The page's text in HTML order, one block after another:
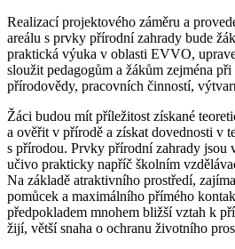
Realizací projektového záměru a
areálu s prvky přírodní zahrady bude
praktická výuka v oblasti EVVO,
sloužit pedagogům a žákům zejména
přírodovědy, pracovních činností,
Žáci budou mít příležitost získané
a ověřit v přírodě a získat dovednosti v
s přírodou. Prvky přírodní zahrady jsou
učivo prakticky napříč školním
Na základě atraktivního prostředí,
pomůcek a maximálního přímého
předpokladem mnohem bližší vztah k
žijí, větší snaha o ochranu životního